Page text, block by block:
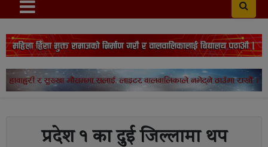
प्रदेश १ का दुई जिल्लामा थप